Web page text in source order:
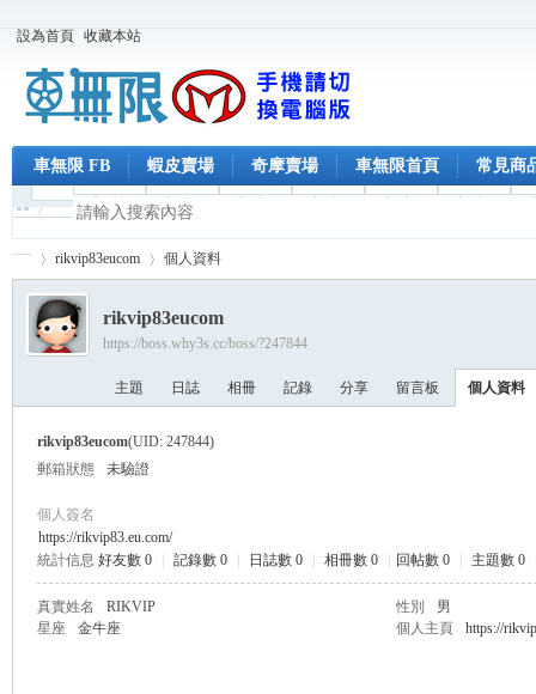
設為首頁 收藏本站
車無限 FB 蝦皮賣場 奇摩賣場 車無限首頁 常見商
›
rikvip83eucom 個人資料
rikvip83eucom
https://boss.why3s.cc/boss/?247844
主題 日誌 相冊 記錄 分享 留言板 個人資料
rikvip83eucom(UID: 247844)
郵箱狀態
未驗證
個人簽名
https://rikvip83.eu.com/
統計信息 好友數 0 記錄數 0 日誌數 0 相冊數 0 回帖數 0 主題數 0
真實姓名 RIKVIP 性別
男
星座
金牛座 個人主頁 https://